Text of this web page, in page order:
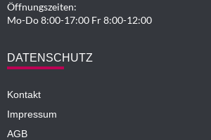
Öffnungszeiten:
Mo-Do 8:00-17:00 Fr 8:00-12:00
DATENSCHUTZ
Kontakt
Impressum
AGB